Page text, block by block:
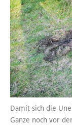
Damit sich die
Ganze noch vor